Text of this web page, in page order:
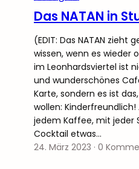
Das NATAN in
(EDIT: Das NATAN zieht
wissen, wenn es wieder
im Leonhardsviertel ist
und wunderschönes
Karte, sondern es ist
wollen:
jedem Kaffee, mit jeder
Cocktail etwas…
24. März 2023 · 0